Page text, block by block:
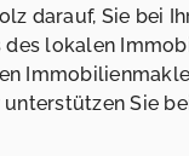
darauf, Sie bei
des lokalen
Sie